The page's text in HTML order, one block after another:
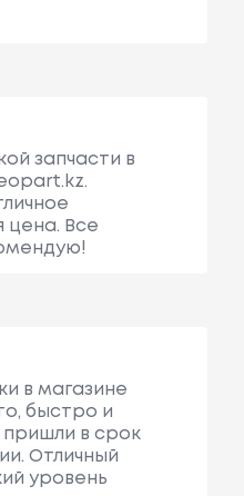
запчасти в
цена. Все
в магазине
быстро и
пришли в срок
Отличный
уровень